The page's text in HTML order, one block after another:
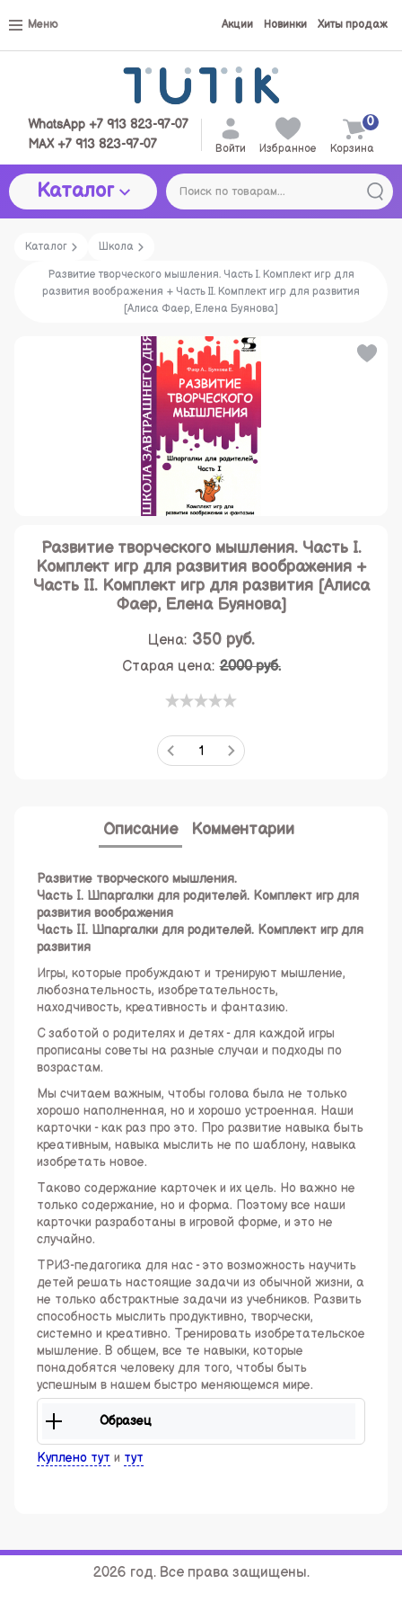
Меню Акции Новинки Хиты продаж
WhatsApp +7 913 823-97-07
MAX +7 913 823-97-07
Войти Избранное Корзина
0
Каталог
Каталог Школа
Развитие творческого мышления. Часть I. Комплект игр для
развития воображения + Часть II. Комплект игр для развития
[Алиса Фаер, Елена Буянова]
Развитие творческого мышления. Часть I.
Комплект игр для развития воображения +
Часть II. Комплект игр для развития [Алиса
Фаер, Елена Буянова]
Цена: 350 руб.
Старая цена: 2000 руб.
Описание Комментарии
Развитие творческого мышления.
Часть I. Шпаргалки для родителей. Комплект игр для
развития воображения
Часть II. Шпаргалки для родителей. Комплект игр для
развития
Игры, которые пробуждают и тренируют мышление,
любознательность, изобретательность,
находчивость, креативность и фантазию.
С заботой о родителях и детях - для каждой игры
прописаны советы на разные случаи и подходы по
возрастам.
Мы считаем важным, чтобы голова была не только
хорошо наполненная, но и хорошо устроенная. Наши
карточки - как раз про это. Про развитие навыка быть
креативным, навыка мыслить не по шаблону, навыка
изобретать новое.
Таково содержание карточек и их цель. Но важно не
только содержание, но и форма. Поэтому все наши
карточки разработаны в игровой форме, и это не
случайно.
ТРИЗ-педагогика для нас - это возможность научить
детей решать настоящие задачи из обычной жизни, а
не только абстрактные задачи из учебников. Развить
способность мыслить продуктивно, творчески,
системно и креативно. Тренировать изобретательское
мышление. В общем, все те навыки, которые
понадобятся человеку для того, чтобы быть
успешным в нашем быстро меняющемся мире.
Образец
Куплено тут и тут
2026 год. Все права защищены.